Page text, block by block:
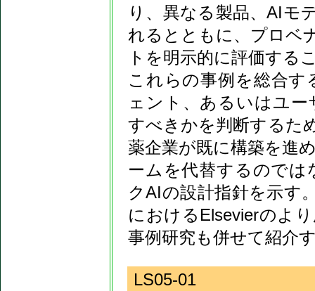
り、異なる製品、AIモ
れるとともに、プロベ
トを明示的に評価する
これらの事例を総合
ェント、あるいはユ
すべきかを判断するた
薬企業が既に構築を進
ームを代替するので
クAIの設計指針を示す
におけるElsevierのよ
事例研究も併せて紹介
LS05-01